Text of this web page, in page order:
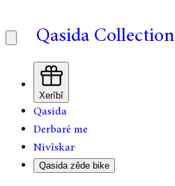
Qasida Collection
Xerîbî
Qasida
Derbarê me
Nivîskar
Qasida zêde bike